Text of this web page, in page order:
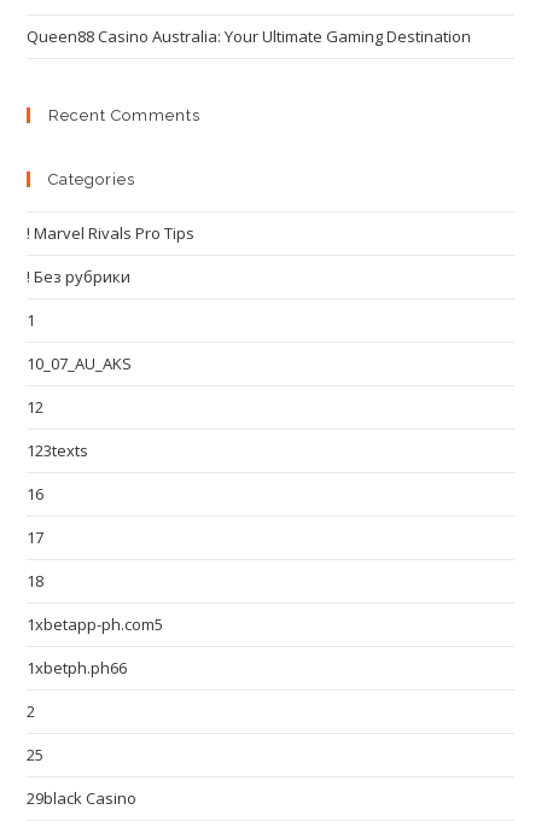
Queen88 Casino Australia: Your Ultimate Gaming Destination
Recent Comments
Categories
! Marvel Rivals Pro Tips
! Без рубрики
1
10_07_AU_AKS
12
123texts
16
17
18
1xbetapp-ph.com5
1xbetph.ph66
2
25
29black Casino